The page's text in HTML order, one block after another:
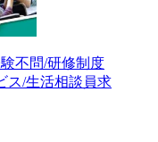
不問/研修制度
ス/生活相談員求